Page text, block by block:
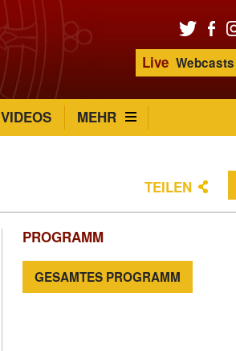
Live Webcasts
VIDEOS MEHR
TEILEN
PROGRAMM
GESAMTES PROGRAMM